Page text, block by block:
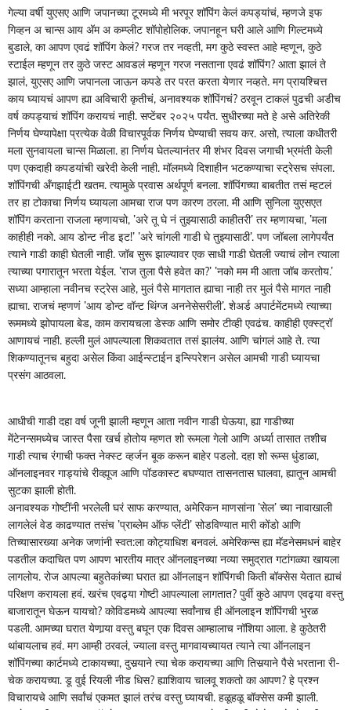
गेल्या वर्षी युएसए आणि जपानच्या टूरमध्ये मी भरपूर शॉपिंग केलं कपड्यांचं, म्हणजे इफ
गिव्हन अ चान्स आय अ‍ॅम अ कम्प्लीट शॉपोहोलिक. जपानहून घरी आले आणि गिल्टमध्ये
बुडाले, का आपण एवढं शॉपिंग केलं? गरज तर नव्हती, मग कुठे स्वस्त आहे म्हणून, कुठे
स्टाईल म्हणून तर कुठे जस्ट आवडलं म्हणून गरज नसताना एवढं शॉपिंग? आता झालं ते
झालं, युएसए आणि जपानला जाऊन कपडे तर परत करता येणार नव्हते. मग प्रायश्चित्त
काय घ्यायचं आपण ह्या अविचारी कृतीचं, अनावश्यक शॉपिंगचं? ठरवून टाकलं पुढची अडीच
वर्ष कपड्याचं शॉपिंग करायचं नाही. सप्टेंबर २०२५ पर्यंत. सुधीरच्या मते हे असे अतिरेकी
निर्णय घेण्यापेक्षा प्रत्येक वेळी विचारपूर्वक निर्णय घेण्याची सवय कर. असो, त्याला कधीतरी
मला सुनवायला चान्स मिळाला. हा निर्णय घेतल्यानंतर मी शंभर दिवस जगाची भ्रमंती केली
पण एकदाही कपडयांची खरेदी केली नाही. मॉलमध्ये दिशाहीन भटकण्याचा स्ट्रेसच संपला.
शॉपिंगची अँगझाईटी खतम. त्यामुळे प्रवास अर्थपूर्ण बनला. शॉपिंगच्या बाबतीत तसं म्हटलं
तर हा टोकाचा निर्णय घ्यायला आमचा राज पण कारण ठरला. मी आणि सुनिला युएसएत
शॉपिंग करताना राजला म्हणायचो, ’अरे तू घे नं तुझ्यासाठी काहीतरी’ तर म्हणायचा, ’मला
काहीही नको. आय डोन्ट नीड इट!’ ’अरे चांगली गाडी घे तुझ्यासाठी’. पण जॉबला लागेपर्यंत
त्याने गाडी काही घेतली नाही. जॉब सुरू झाल्यावर एक साधी गाडी घेतली ज्याचं लोन त्याला
त्याच्या पगारातून भरता येईल. ’राज तुला पैसे हवेत का?’ ’नको मम मी आता जॉब करतोय.’
सध्या आम्हाला नवीनच स्ट्रेस आहे, मुलं पैसे मागतात ह्याचा नाही तर मुलं पैसे मागत नाही
ह्याचा. राजचं म्हणणं ’आय डोन्ट वॉन्ट थिंग्ज अननेसेसरीली’. शेअर्ड अपार्टमेंटमध्ये त्याच्या
रूममध्ये झोपायला बेड, काम करायचला डेस्क आणि समोर टीव्ही एवढंच. काहीही एक्स्ट्रॉ
आणायचं नाही. हल्ली मुलं आपल्याला शिकवतात तसं झालंय. आणि चांगलं आहे ते. त्या
शिकण्यातूनच बहुदा असेल किंवा आईन्स्टाईन इन्स्पिरेशन असेल आमची गाडी घ्यायचा
प्रसंग आठवला.
आधीची गाडी दहा वर्ष जूनी झाली म्हणून आता नवीन गाडी घेऊया, ह्या गाडीच्या
मेंटेनन्समध्येच जास्त पैसा खर्च होतोय म्हणत शो रूमला गेलो आणि अर्ध्या तासात तशीच
गाडी त्याच रंगाची फक्त नेक्स्ट व्हर्जन बूक करून बाहेर पडलो. दहा शो रूम्स धुंडाळा,
ऑनलाइनवर गाड्यांचे रीव्ह्यूज आणि पॉडकास्ट बघण्यात तासनतास घालवा, ह्यातून आमची
सुटका झाली होती.
अनावश्यक गोष्टींनी भरलेली घरं साफ करण्यात, अमेरिकन माणसांना ’सेल’ च्या नावाखाली
लागलेलं वेड काढण्यात तसंच ’प्राब्लेम ऑफ प्लेंटी’ सोडविण्यात मारी कोंडो आणि
तिच्यासारख्या अनेक जणांनी स्वत:ला कोट्याधिश बनवलं. अमेरिकन्स ह्या मॅडनेसमधनं बाहेर
पडतील कदाचित पण आपण भारतीय मात्र ऑनलाइनच्या नव्या समुद्रात गटांगळ्या खायला
लागलोय. रोज आपल्या बहुतेकांच्या घरात ह्या ऑनलाइन शॉपिंगची किती बॉक्सेस येतात ह्याचं
परिक्षण करायला हवं. खरंच एवढ्या गोष्टी आपल्याला लागतात? पुर्वी कुठे आपण एवढ्या वस्तु
बाजारातून घेऊन यायचो? कोविडमध्ये आपल्या सर्वांनाच ही ऑनलाइन शॉपिंगची भुरळ
पडली. आमच्या घरात येणार्‍या वस्तु बघून एक दिवस आम्हालाच नॉशिया आला. हे कुठेतरी
थांबायलाच हवं. मग आम्ही ठरवलं, ज्याला वस्तु मागवायच्यायत त्याने त्या ऑनलाइन
शॉपिंगच्या कार्टमध्ये टाकायच्या, दुसर्‍याने त्या चेक करायच्या आणि तिसर्‍याने पैसे भरताना री-
चेक करायच्या. डू वुई रियली नीड धिस? ह्याशिवाय चालवू शकतो का आपण? हे प्रश्न
विचारायचे आणि सर्वांचं एकमत झालं तरंच वस्तु घ्यायची. हळूहळू बॉक्सेस कमी झाली.